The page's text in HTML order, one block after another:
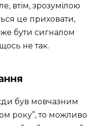
втім, зрозумілою
це приховати,
бути сигналом
не так.
був мовчазним
року”, то можливо